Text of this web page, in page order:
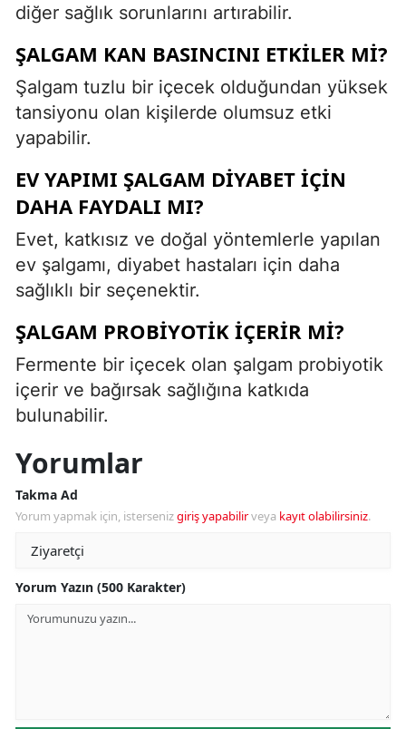
diğer sağlık sorunlarını artırabilir.
ŞALGAM KAN BASINCINI ETKILER MI?
Şalgam tuzlu bir içecek olduğundan yüksek
tansiyonu olan kişilerde olumsuz etki
yapabilir.
EV YAPIMI ŞALGAM DIYABET İÇIN
DAHA FAYDALI MI?
Evet, katkısız ve doğal yöntemlerle yapılan
ev şalgamı, diyabet hastaları için daha
sağlıklı bir seçenektir.
ŞALGAM PROBIYOTIK İÇERIR MI?
Fermente bir içecek olan şalgam probiyotik
içerir ve bağırsak sağlığına katkıda
bulunabilir.
Yorumlar
Takma Ad
Yorum yapmak için, istersenizgiriş yapabilirveya kayıt olabilirsiniz.
Yorum Yazın (500 Karakter)